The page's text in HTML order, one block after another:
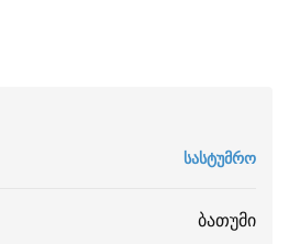
სასტუმრო
ბათუმი